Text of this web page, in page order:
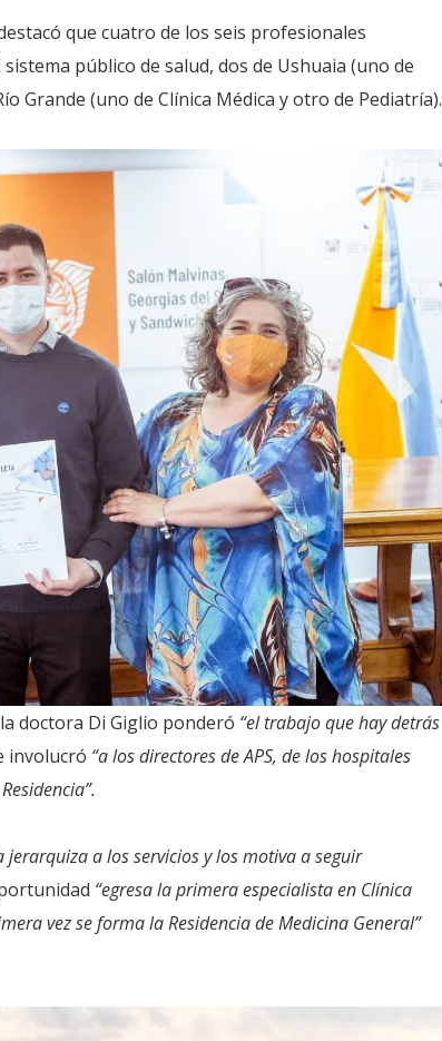
que cuatro de los seis profesionales
público de salud, dos de Ushuaia (uno de
Grande (uno de Clínica Médica y otro de Pediatría).
doctora Di Giglio ponderó “el trabajo que hay detrás
involucró “a los directores de APS, de los hospitales
jerarquiza a los servicios y los motiva a seguir
“egresa la primera especialista en Clínica
vez se forma la Residencia de Medicina General”